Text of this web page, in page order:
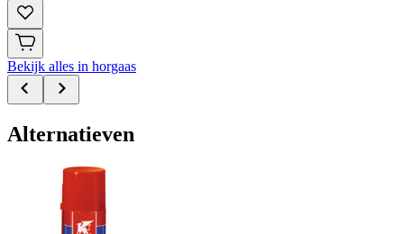
Bekijk alles in horgaas
Alternatieven